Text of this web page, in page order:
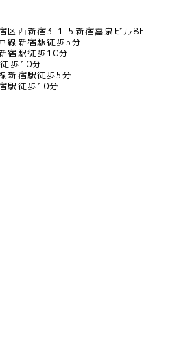
区西新宿3-1-5新宿嘉泉ビル8F
線新宿駅徒歩5分
宿駅徒歩10分
歩10分
新宿駅徒歩5分
駅徒歩10分